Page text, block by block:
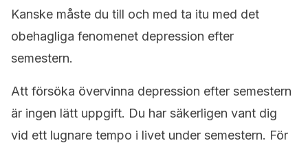
Kanske måste du till och med ta itu med det
obehagliga fenomenet depression efter
semestern.
Att försöka övervinna depression efter semestern
är ingen lätt uppgift. Du har säkerligen vant dig
vid ett lugnare tempo i livet under semestern. För